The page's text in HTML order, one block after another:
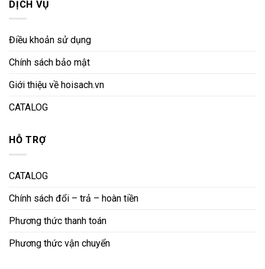
DỊCH VỤ
Điều khoản sử dụng
Chính sách bảo mật
Giới thiệu về hoisach.vn
CATALOG
HỖ TRỢ
CATALOG
Chính sách đổi – trả – hoàn tiền
Phương thức thanh toán
Phương thức vận chuyển